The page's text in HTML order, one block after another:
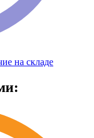
на складе